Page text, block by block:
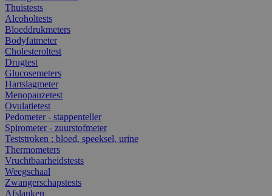
Thuistests
Alcoholtests
Bloeddrukmeters
Bodyfatmeter
Cholesteroltest
Drugtest
Glucosemeters
Hartslagmeter
Menopauzetest
Ovulatietest
Pedometer - stappenteller
Spirometer - zuurstofmeter
Teststroken : bloed, speeksel, urine
Thermometers
Vruchtbaarheidstests
Weegschaal
Zwangerschapstests
Afslanken